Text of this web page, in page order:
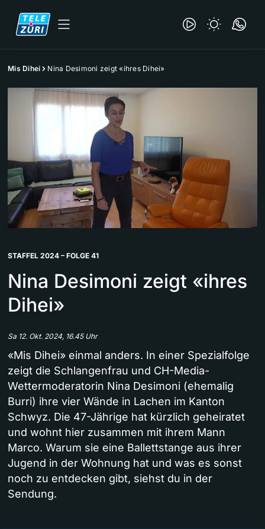
Mis Dihei Nina Desimoni zeigt «ihres Dihei»
STAFFEL 2024 – FOLGE 41
Nina Desimoni zeigt «ihres
Dihei»
Sa 12. Okt. 2024, 16.45 Uhr
«Mis Dihei» einmal anders. In einer Spezialfolge
zeigt die Schlangenfrau und CH-Media-
Wettermoderatorin Nina Desimoni (ehemalig
Burri) ihre vier Wände in Lachen im Kanton
Schwyz. Die 47-Jährige hat kürzlich geheiratet
und wohnt hier zusammen mit ihrem Mann
Marco. Warum sie eine Ballettstange aus ihrer
Jugend in der Wohnung hat und was es sonst
noch zu entdecken gibt, siehst du in der
Sendung.